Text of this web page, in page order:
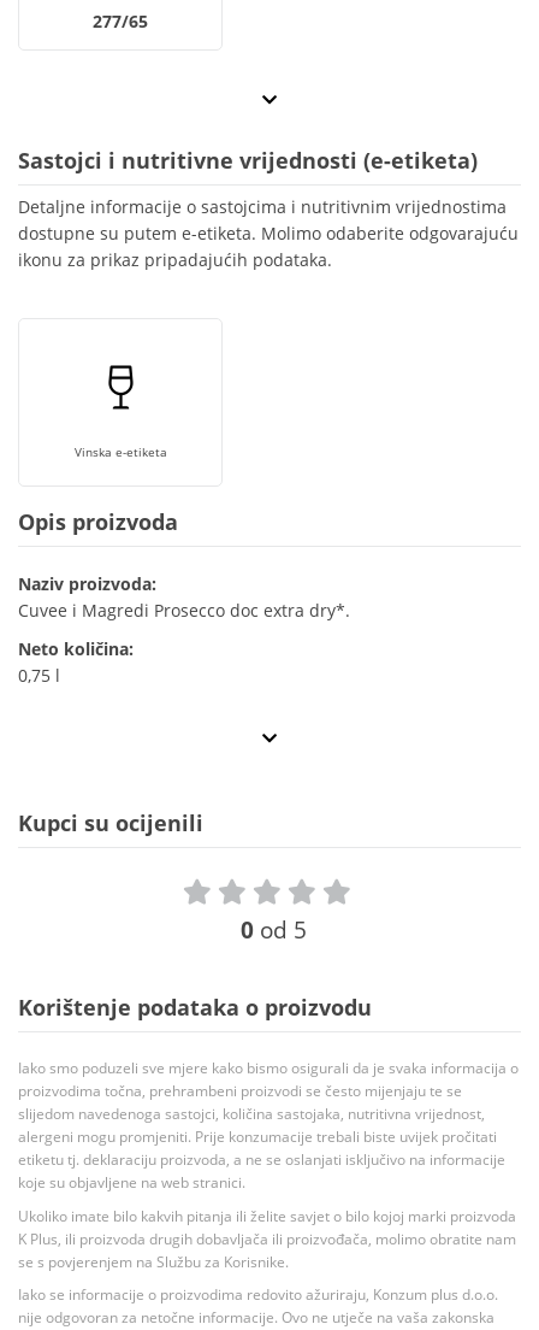
277/65
Sastojci i nutritivne vrijednosti (e-etiketa)
Detaljne informacije o sastojcima i nutritivnim vrijednostima
dostupne su putem e-etiketa. Molimo odaberite odgovarajuću
ikonu za prikaz pripadajućih podataka.
Vinska e-etiketa
Opis proizvoda
Naziv proizvoda:
Cuvee i Magredi Prosecco doc extra dry*.
Neto količina:
0,75 l
Kupci su ocijenili
0 od 5
Korištenje podataka o proizvodu
Iako smo poduzeli sve mjere kako bismo osigurali da je svaka informacija o
proizvodima točna, prehrambeni proizvodi se često mijenjaju te se
slijedom navedenoga sastojci, količina sastojaka, nutritivna vrijednost,
alergeni mogu promjeniti. Prije konzumacije trebali biste uvijek pročitati
etiketu tj. deklaraciju proizvoda, a ne se oslanjati isključivo na informacije
koje su objavljene na web stranici.
Ukoliko imate bilo kakvih pitanja ili želite savjet o bilo kojoj marki proizvoda
K Plus, ili proizvoda drugih dobavljača ili proizvođača, molimo obratite nam
se s povjerenjem na Službu za Korisnike.
Iako se informacije o proizvodima redovito ažuriraju, Konzum plus d.o.o.
nije odgovoran za netočne informacije. Ovo ne utječe na vaša zakonska